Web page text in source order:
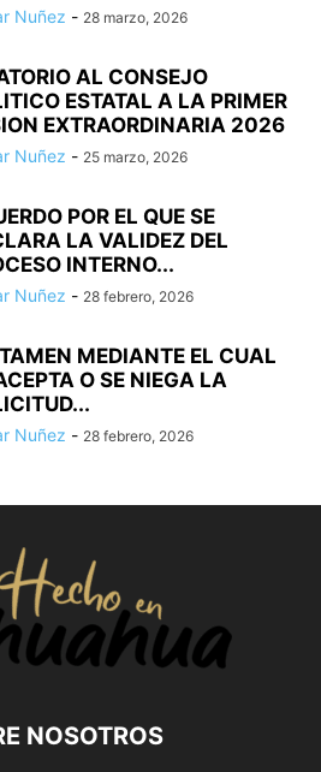
Nuñez - 28 marzo, 2026
AL CONSEJO
ESTATAL A LA PRIMER
EXTRAORDINARIA 2026
Nuñez - 25 marzo, 2026
POR EL QUE SE
LA VALIDEZ DEL
INTERNO...
Nuñez - 28 febrero, 2026
MEDIANTE EL CUAL
O SE NIEGA LA
Nuñez - 28 febrero, 2026
NOSOTROS